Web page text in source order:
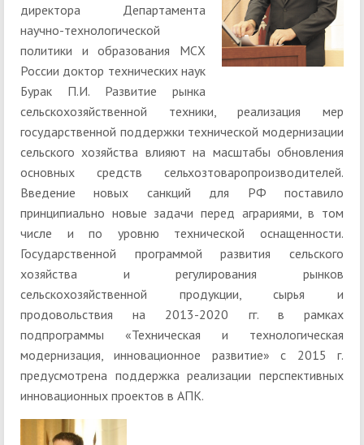
директора Департамента
научно-технологической
политики и образования МСХ
России доктор технических наук
Бурак П.И. Развитие рынка
сельскохозяйственной техники, реализация мер
государственной поддержки технической модернизации
сельского хозяйства влияют на масштабы обновления
основных средств сельхозтоваропроизводителей.
Введение новых санкций для РФ поставило
принципиально новые задачи перед аграриями, в том
числе и по уровню технической оснащенности.
Государственной программой развития сельского
хозяйства и регулирования рынков
сельскохозяйственной продукции, сырья и
продовольствия на 2013-2020 гг. в рамках
подпрограммы «Техническая и технологическая
модернизация, инновационное развитие» с 2015 г.
предусмотрена поддержка реализации перспективных
инновационных проектов в АПК.